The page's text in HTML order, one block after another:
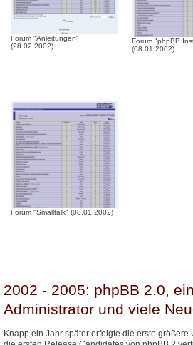
Forum "Anleitungen"
(28.02.2002)
Forum "phpBB
(08.01.2002)
Forum "Smalltalk" (08.01.2002)
2002 - 2005: phpBB 2.0,
Administrator und viele
Knapp ein Jahr später erfolgte die erste